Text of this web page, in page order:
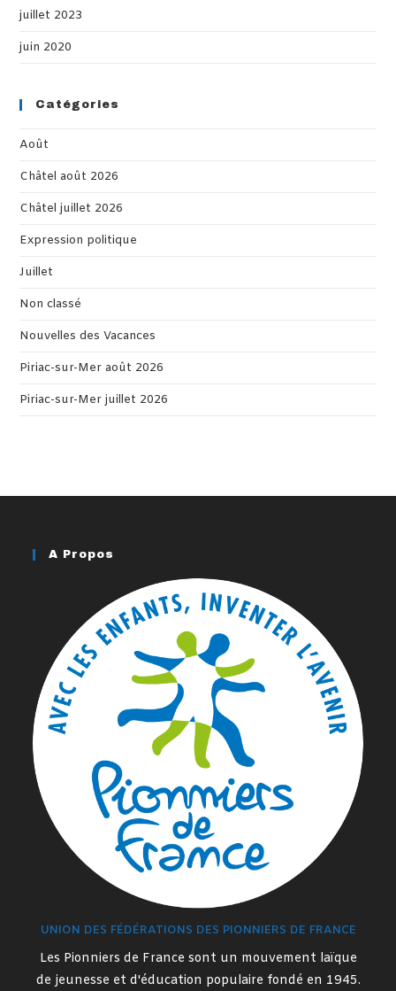
juillet 2023
juin 2020
Catégories
Août
Châtel août 2026
Châtel juillet 2026
Expression politique
Juillet
Non classé
Nouvelles des Vacances
Piriac-sur-Mer août 2026
Piriac-sur-Mer juillet 2026
A Propos
UNION DES FÉDÉRATIONS DES PIONNIERS DE FRANCE
Les Pionniers de France sont un mouvement laïque
de jeunesse et d'éducation populaire fondé en 1945.